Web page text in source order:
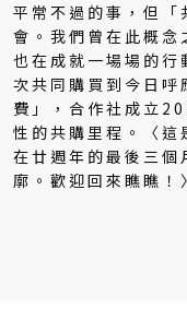
平常不過的事，但「
會。我們曾在此概念
也在成就一場場的行
次共同購買到今日
費」，合作社成立
性的共購里程。〈這
在廿週年的最後三個
廓。歡迎回來瞧瞧！〉